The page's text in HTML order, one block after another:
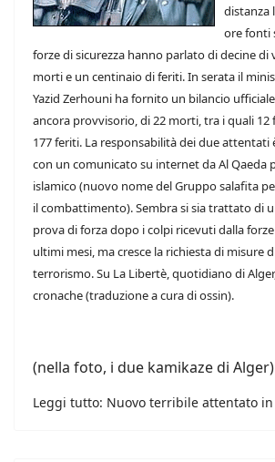
distanza
ore fonti
forze di sicurezza hanno parlato di decine di
morti e un centinaio di feriti. In serata il
Yazid Zerhouni ha fornito un bilancio
ancora provvisorio, di 22 morti, tra i quali 12
177 feriti. La responsabilità dei due attentati
con un comunicato su internet da Al Qaeda
islamico (nuovo nome del Gruppo salafita
il combattimento). Sembra si sia trattato di
prova di forza dopo i colpi ricevuti dalla
ultimi mesi, ma cresce la richiesta di misure
terrorismo. Su La Libertè, quotidiano di
cronache (traduzione a cura di ossin).
(nella foto, i due kamikaze di Alger)
Leggi tutto: Nuovo terribile attentato